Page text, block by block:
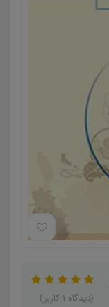
(دیدگاه 1 کاربر)